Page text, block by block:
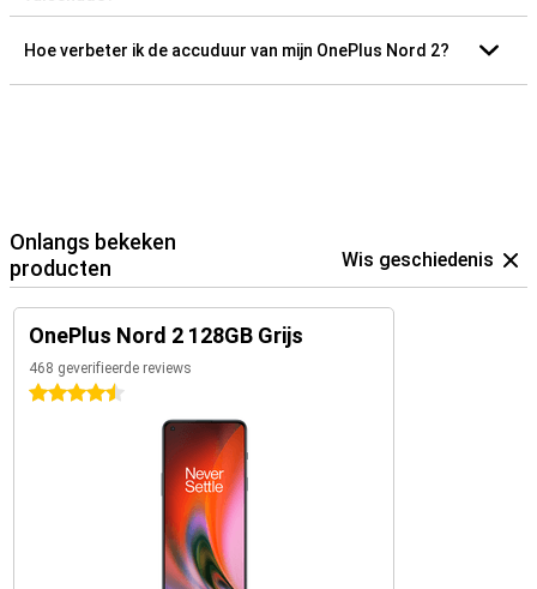
Hoe verbeter ik de accuduur van mijn OnePlus Nord 2?
Onlangs bekeken
producten
Wis geschiedenis
OnePlus Nord 2 128GB Grijs
468 geverifieerde reviews
4.5 sterren